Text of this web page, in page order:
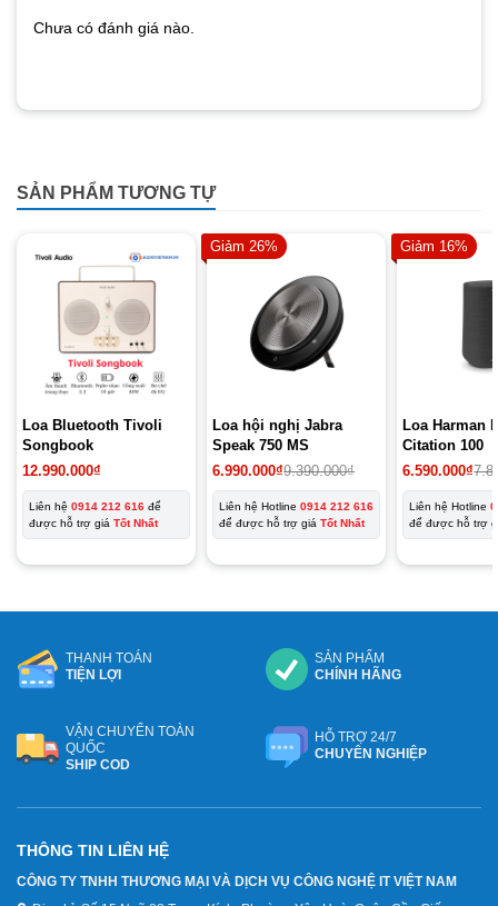
Chưa có đánh giá nào.
SẢN PHẨM TƯƠNG TỰ
Loa Bluetooth Tivoli
Songbook
12.990.000₫
Liên hệ 0914 212 616 để
được hỗ trợ giá Tốt Nhất
Giảm 26%
Loa hội nghị Jabra
Speak 750 MS
9.390.000₫
Giá
gốc
là:
9.390.000₫.
6.990.000₫
Giá
hiện
tại
là:
6.990.000₫.
Liên hệ Hotline0914 212 616
để được hỗ trợ giáTốt Nhất
Giảm 16%
Loa Harman
Citation 100
6.590.000₫
Liên hệ Hotline
để được hỗ trợ
THANH TOÁN
TIỆN LỢI
SẢN PHẨM
CHÍNH HÃNG
VẬN CHUYỂN TOÀN
QUỐC
SHIP COD
HỖ TRỢ 24/7
CHUYÊN NGHIỆP
THÔNG TIN LIÊN HỆ
CÔNG TY TNHH THƯƠNG MẠI VÀ DỊCH VỤ CÔNG NGHỆ IT VIỆT NAM